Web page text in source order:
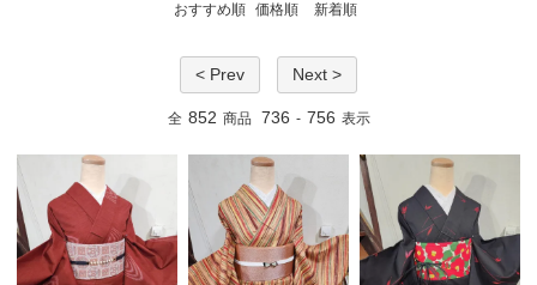
おすすめ順 価格順 新着順
< Prev Next >
全 852 商品 736 - 756 表示